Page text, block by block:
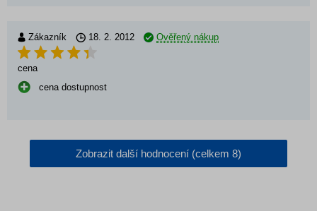
Zákazník 18. 2. 2012 Ověřený nákup
cena
cena dostupnost
Zobrazit další hodnocení (celkem 8)